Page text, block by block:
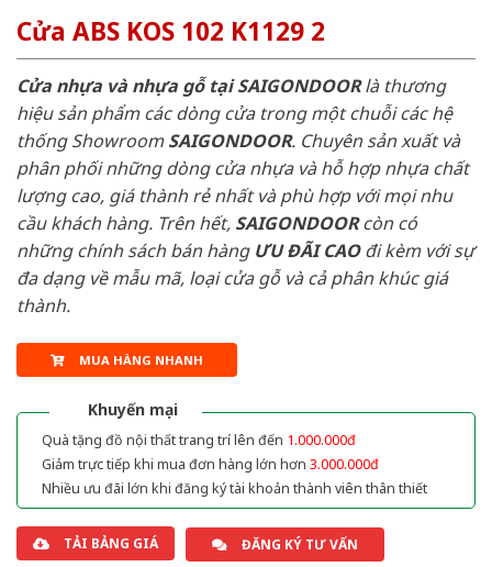
Cửa ABS KOS 102 K1129 2
Cửa nhựa và nhựa gỗ tại SAIGONDOORlà thương
hiệu sản phẩm các dòng cửa trong một chuỗi các hệ
thống ShowroomSAIGONDOOR. Chuyên sản xuất và
phân phối những dòng cửa nhựa và hỗ hợp nhựa chất
lượng cao, giá thành rẻ nhất và phù hợp với mọi nhu
cầu khách hàng. Trên hết, SAIGONDOORcòn có
những chính sách bán hàng ƯU ĐÃI CAOđi kèm với sự
đa dạng về mẫu mã, loại cửa gỗ và cả phân khúc giá
thành.
MUA HÀNG NHANH
Khuyến mại
Quà tặng đồ nội thất trang trí lên đến 1.000.000đ
Giảm trực tiếp khi mua đơn hàng lớn hơn 3.000.000đ
Nhiều ưu đãi lớn khi đăng ký tài khoản thành viên thân thiết
TẢI BẢNG GIÁ ĐĂNG KÝ TƯ VẤN